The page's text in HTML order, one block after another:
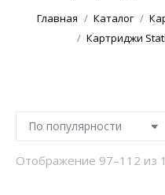
Главная Каталог
Картриджи
Отображение 97–112 из